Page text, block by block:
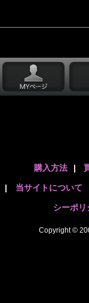
購入方法 |
| 当サイトについて
シーポリ
Copyright ©